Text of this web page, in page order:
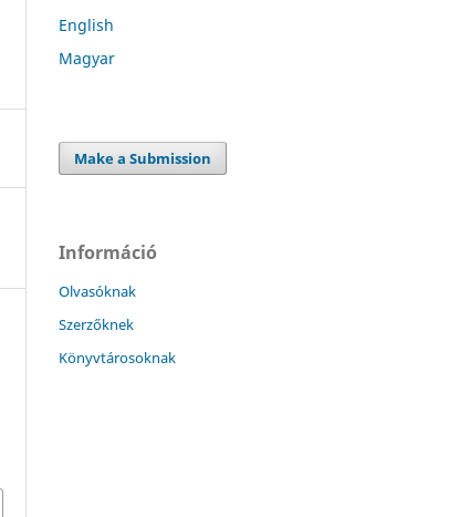
English
Magyar
Make a Submission
Információ
Olvasóknak
Szerzőknek
Könyvtárosoknak